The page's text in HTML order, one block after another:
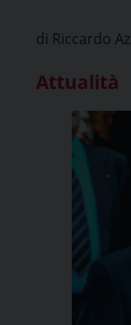
di Riccardo
Attualità